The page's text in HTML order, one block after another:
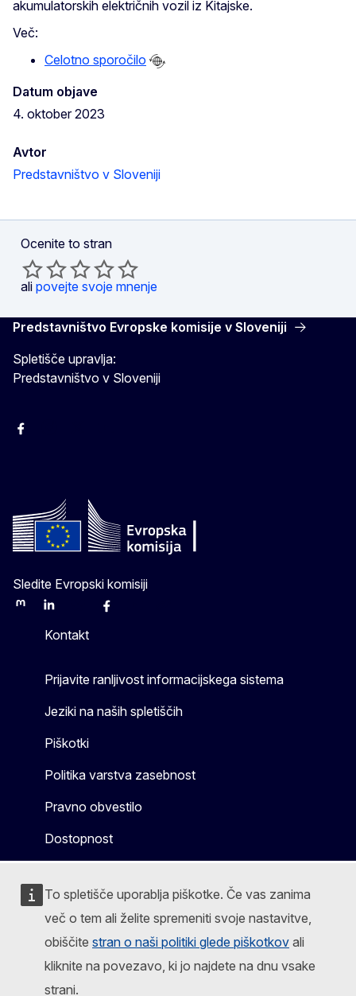
To spletišče uporablja piškotke. Če vas zanima
več o tem ali želite spremeniti svoje nastavitve,
obiščite stran o naši politiki glede piškotkov ali
kliknite na povezavo, ki jo najdete na dnu vsake
strani.
akumulatorskih električnih vozil iz Kitajske.
Več:
Celotno sporočilo
Datum objave
4. oktober 2023
Avtor
Predstavništvo v Sloveniji
Ocenite to stran
ali povejte svoje mnenje
Predstavništvo Evropske komisije v Sloveniji
Spletišče upravlja:
Predstavništvo v Sloveniji
Facebook
Sledite Evropski komisiji
MastodonLinkedInBlueskyFacebook
Kontakt
Prijavite ranljivost informacijskega sistema
Jeziki na naših spletiščih
Piškotki
Politika varstva zasebnost
Pravno obvestilo
Dostopnost